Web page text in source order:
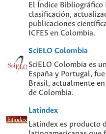
El Índice
clasificación,
publicaciones
ICFES en Colombia.
SciELO Colombia
SciELO Colombia es
España y Portugal,
Brasil, actualmente
de Colombia.
Latindex
Latindex es producto